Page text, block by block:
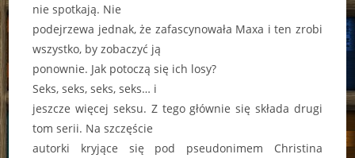
nie spotkają. Nie
podejrzewa jednak, że zafascynowała Maxa i ten zrobi
wszystko, by zobaczyć ją
ponownie. Jak potoczą się ich losy?
Seks, seks, seks, seks… i
jeszcze więcej seksu. Z tego głównie się składa drugi
tom serii. Na szczęście
autorki kryjące się pod pseudonimem Christina